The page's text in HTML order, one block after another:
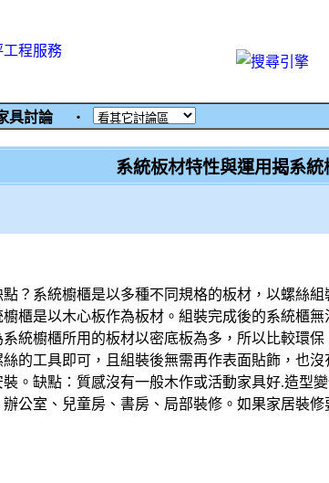
工程服務
具討論 ‧
系統板材特性與運用揭系統
？系統櫥櫃是以多種不同規格的板材，以螺絲
櫃是以木心板作為板材。組裝完成後的系統櫃
統櫥櫃所用的板材以密底板為多，所以比較環
的工具即可，且組裝後無需再作表面貼飾，也
。缺點：質感沒有一般木作或活動家具好.造型
公室、兒童房、書房、局部裝修。如果家居裝